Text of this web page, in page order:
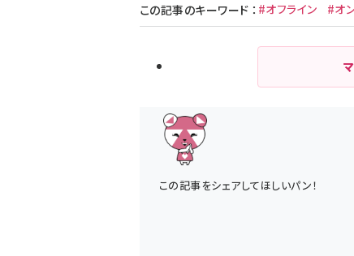
この記事のキーワード ： #オフライン #オ
この記事をシェアしてほしいパン！